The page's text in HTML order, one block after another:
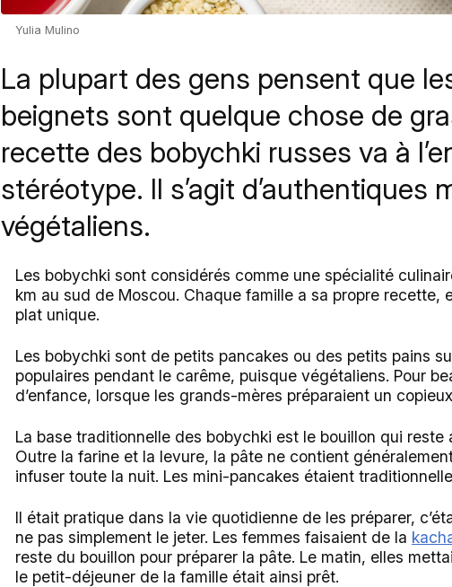
Yulia Mulino
La plupart des gens pensent que
beignets sont quelque chose de
recette des bobychki russes va à
stéréotype. Il s’agit d’authentiques
végétaliens.
Les bobychki sont considérés comme une spécialité
km au sud de Moscou. Chaque famille a sa propre
plat unique.
Les bobychki sont de petits pancakes ou des petits pains
populaires pendant le carême, puisque végétaliens. Pour
d’enfance, lorsque les grands-mères préparaient un
La base traditionnelle des bobychki est le bouillon qui reste
Outre la farine et la levure, la pâte ne contient
infuser toute la nuit. Les mini-pancakes étaient
Il était pratique dans la vie quotidienne de les préparer,
ne pas simplement le jeter. Les femmes faisaient de la
reste du bouillon pour préparer la pâte. Le matin, elles
le petit-déjeuner de la famille était ainsi prêt.